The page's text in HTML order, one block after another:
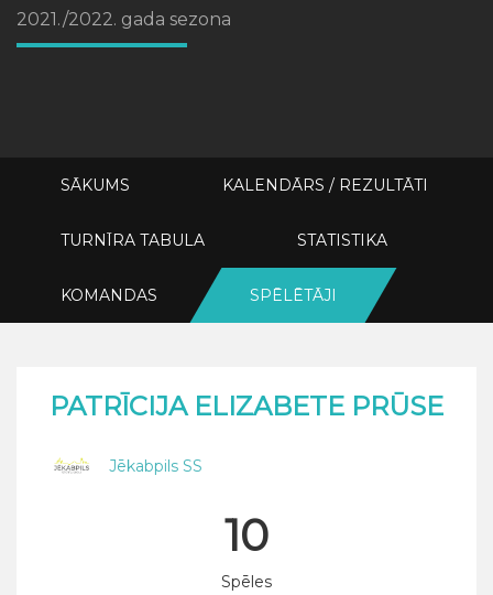
2021./2022. gada sezona
SĀKUMS KALENDĀRS / REZULTĀTI
TURNĪRA TABULA STATISTIKA
KOMANDAS SPĒLĒTĀJI
PATRĪCIJA ELIZABETE PRŪSE
Jēkabpils SS
10
Spēles